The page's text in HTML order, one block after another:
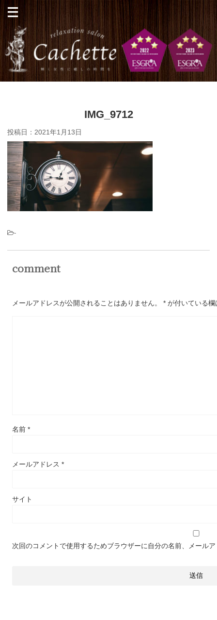
IMG_9712
投稿日： 2021年1月13日
-
comment
メールアドレスが公開されることはありません。 * が付いている
名前 *
メールアドレス *
サイト
次回のコメントで使用するためブラウザーに自分の名前、メール